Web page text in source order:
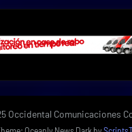
Occidental Comunicaciones